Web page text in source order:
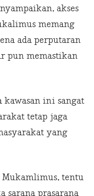
akses
memang
ada perputaran
pun memastikan
kawasan ini sangat
tetap jaga
yang
tentu
sarana prasarana